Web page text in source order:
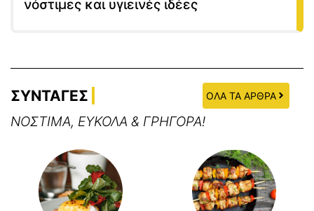
νόστιμες και υγιεινές ιδέες
ΣΥΝΤΑΓΕΣ ΟΛΑ ΤΑ ΑΡΘΡΑ
ΝΟΣΤΙΜΑ, ΕΥΚΟΛΑ & ΓΡΗΓΟΡΑ!